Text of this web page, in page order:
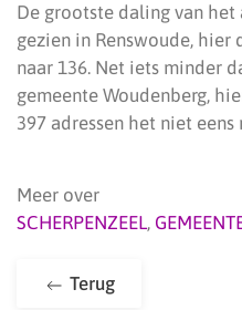
De grootste daling van het
gezien in Renswoude, hier
naar 136. Net iets minder
gemeente Woudenberg,
397 adressen het niet eens
Meer over
SCHERPENZEEL,
Terug